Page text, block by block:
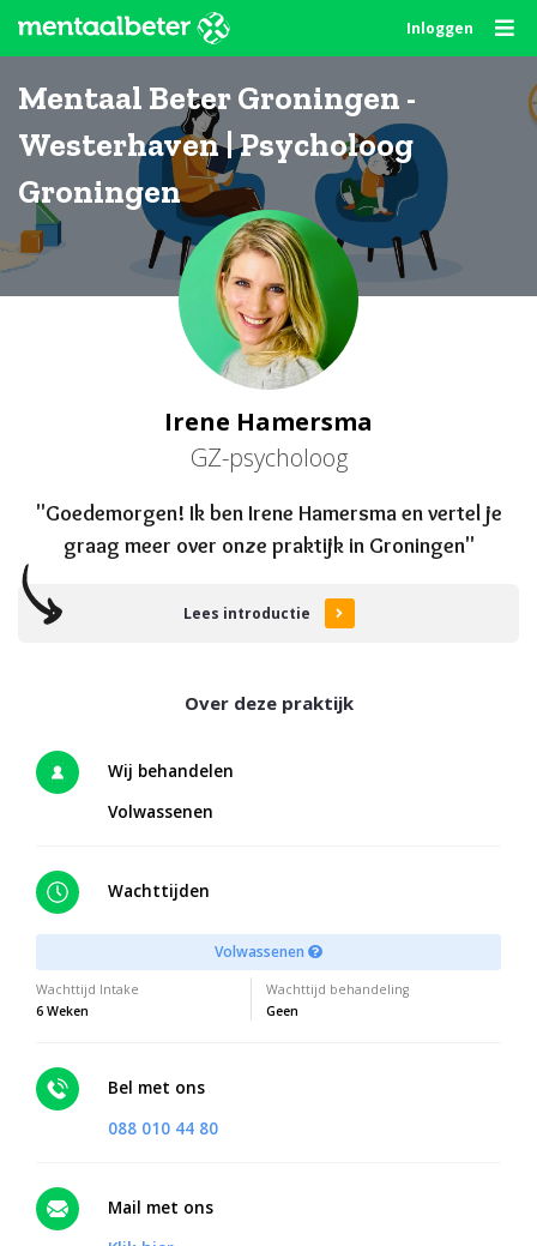
content
Inloggen
Mentaal Beter Groningen -
Westerhaven | Psycholoog
Groningen
Irene Hamersma
GZ-psycholoog
"Goedemorgen! Ik ben Irene Hamersma en vertel je
graag meer over onze praktijk in Groningen"
Lees introductie
Wij behandelen
Volwassenen
Wachttijden
Volwassenen
Wachttijd Intake
Wachttijd behandeling
6 Weken
Geen
Bel met ons
088 010 44 80
Mail met ons